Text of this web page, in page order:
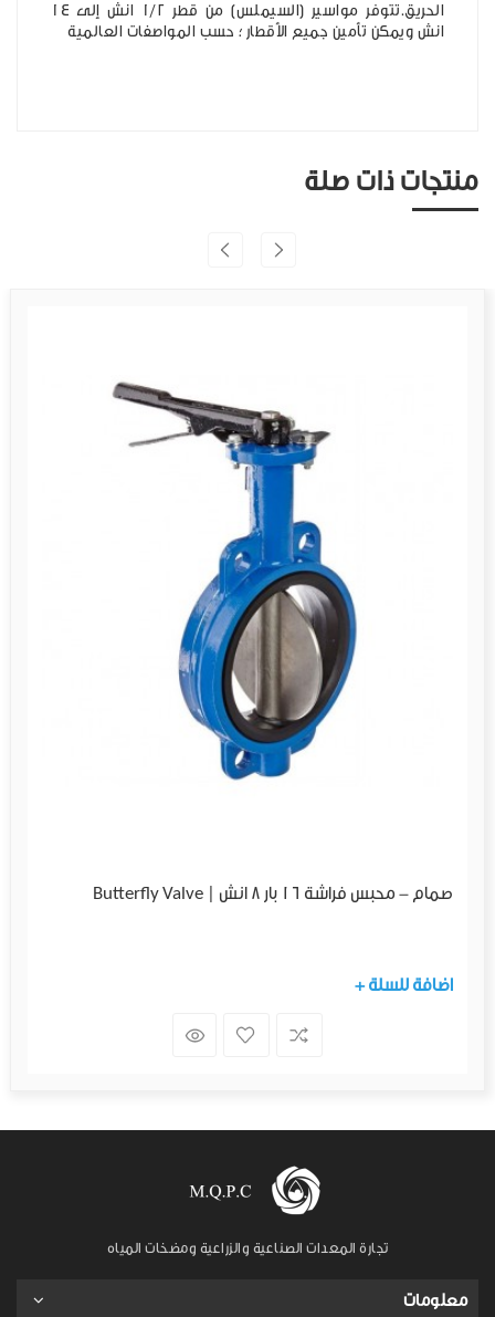
الحريق.تتوفر مواسير (السيملس) من قطر 1/2 انش إلى 14
انش ويمكن تأمين جميع الأقطار ؛ حسب المواصفات العالمية
منتجات ذات صلة
صمام - محبس فراشة 16 بار 8 انش | Butterfly Valve
+ اضافة للسلة
تجارة المعدات الصناعية والزراعية ومضخات المياه
معلومات